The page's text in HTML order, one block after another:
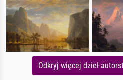
Odkryj więcej dzieł